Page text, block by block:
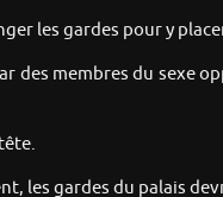
les gardes pour y
membres du sexe
les gardes du palais